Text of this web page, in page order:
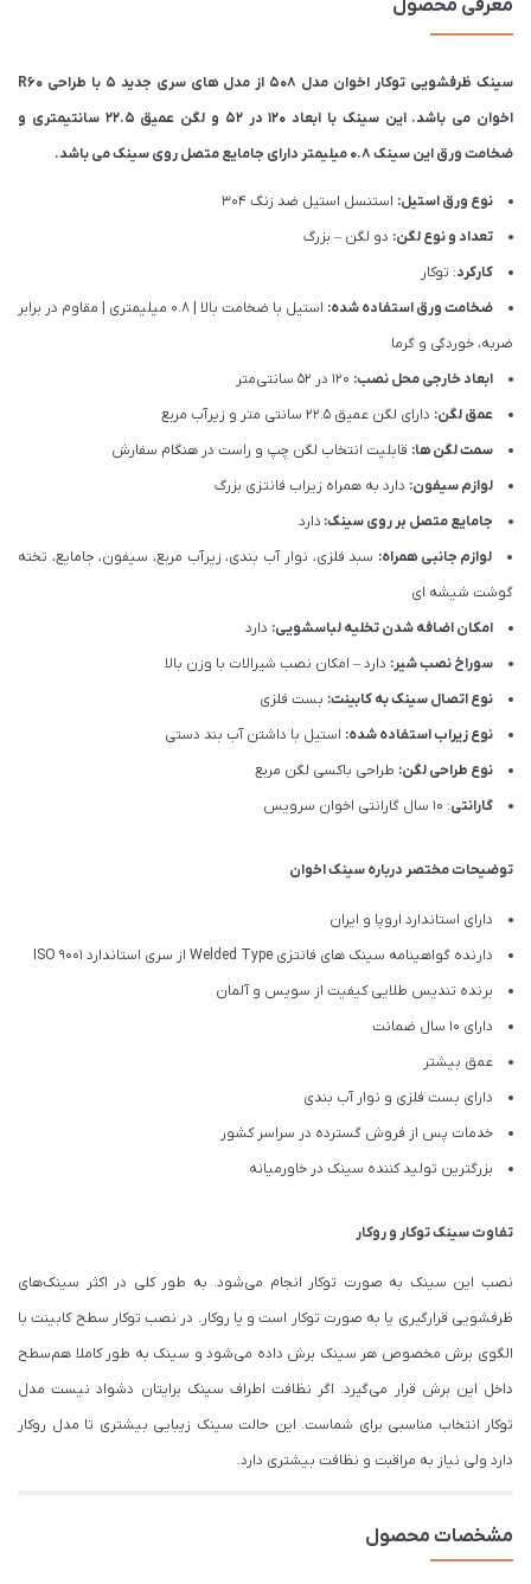
معرفی محصول
سینک ظرفشویی توکار اخوان مدل 508 از مدل های سری جدید 5 با طراحی R60
اخوان می باشد. این سینک با ابعاد 120 در 52 و لگن عمیق 22.5 سانتیمتری و
ضخامت ورق این سینک 0.8 میلیمتر دارای جامایع متصل روی سینک می باشد.
نوع ورق استیل: استنسل استیل ضد زنگ 304
تعداد و نوع لگن: دو لگن – بزرگ
کارکرد: توکار
ضخامت ورق استفاده شده:
استیل با ضخامت بالا | 0.8 میلیمتری | مقاوم در برابر
ضربه، خوردگی و گرما
ابعاد خارجی محل نصب:
عمق لگن: دارای لگن عمیق 22.5 سانتی متر و زیرآب مربع
سمت لگن ها: قابلیت انتخاب لگن چپ و راست در هنگام سفارش
لوازم سیفون: دارد به همراه زیراب فانتزی بزرگ
جامایع متصل بر روی سینک: دارد
لوازم جانبی همراه: سبد فلزی، نوار آب بندی، زیرآب مربع، سیفون، جامایع، تخته
گوشت شیشه ای
امکان اضافه شدن تخلیه لباسشویی: دارد
سوراخ نصب شیر: دارد – امکان نصب شیرالات با وزن بالا
نوع اتصال سینک به کابینت: بست فلزی
نوع زیراب استفاده شده: استیل با داشتن آب بند دستی
نوع طراحی لگن: طراحی باکسی لگن مربع
گارانتی: 10 سال گارانتی اخوان سرویس
توضیحات مختصر درباره سینک اخوان
دارای استاندارد اروپا و ایران
دارنده گواهینامه سینک های فانتزی Welded Type از سری استاندارد ISO 9001
برنده تندیس طلایی کیفیت از سویس و آلمان
دارای ۱۰ سال ضمانت
عمق بیشتر
دارای بست فلزی و نوار آب بندی
خدمات پس از فروش گسترده در سراسر کشور
بزرگترین تولید کننده سینک در خاورمیانه
تفاوت سینکتوکار وروکار
نصب این سینک به صورت توکار انجام می‌شود. به طور کلی در اکثر سینک‌های
ظرفشویی قرارگیری یا به صورت توکار است و یا روکار. در نصب توکار سطح کابینت با
الگوی برش مخصوص هر سینک برش داده می‌شود و سینک به طور کاملا هم‌سطح
داخل این برش قرار می‌گیرد. اگر نظافت اطراف سینک برایتان دشواد نیست مدل
توکار انتخاب مناسبی برای شماست. این حالت سینک زیبایی بیشتری تا مدل روکار
دارد ولی نیاز به مراقبت و نظافت بیشتری دارد.
مشخصات محصول